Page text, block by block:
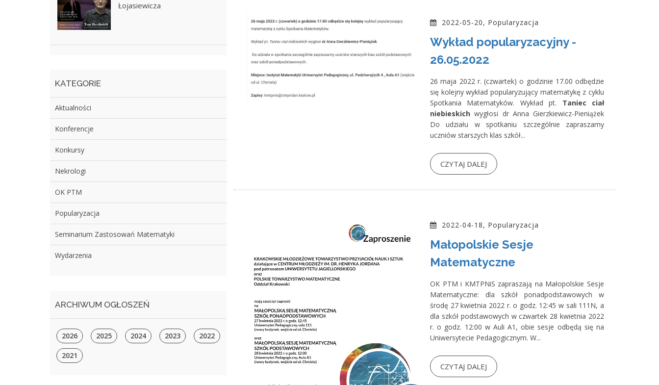
Łojasiewicza
KATEGORIE
Aktualności
Konferencje
Konkursy
Nekrologi
OK PTM
Popularyzacja
Seminarium Zastosowań Matematyki
Wydarzenia
ARCHIWUM OGŁOSZEŃ
2026 2025 2024 2023 2022
2021
2022-05-20, Popularyzacja
Wykład popularyzacyjny -
26.05.2022
26 maja 2022 r. (czwartek) o godzinie 17.00 odbędzie
się kolejny wykład popularyzujący matematykę z cyklu
Spotkania Matematyków. Wykład pt. Taniec ciał
niebieskich wygłosi dr Anna Gierzkiewicz-Pieniążek
Do udziału w spotkaniu szczególnie zapraszamy
uczniów starszych klas szkół...
CZYTAJ DALEJ
2022-04-18, Popularyzacja
Małopolskie Sesje
Matematyczne
OK PTM i KMTPNiS zapraszają na Małopolskie Sesje
Matematyczne: dla szkół ponadpodstawowych w
środę 27 kwietnia 2022 r. o godz. 12:45 w sali 111N, a
dla szkół podstawowych w czwartek 28 kwietnia 2022
r. o godz. 12:00 w Auli A1, obie sesje odbędą się na
Uniwersytecie Pedagogicznym. W...
CZYTAJ DALEJ